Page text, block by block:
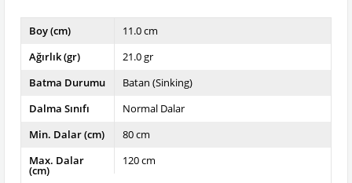
Boy (cm)
11.0 cm
Ağırlık (gr)
21.0 gr
Batma Durumu
Batan (Sinking)
Dalma Sınıfı
Normal Dalar
Min. Dalar (cm)
80 cm
Max. Dalar
(cm)
120 cm